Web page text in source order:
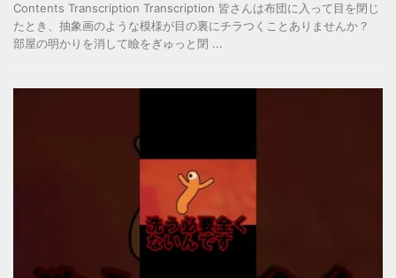
Contents Transcription Transcription 皆さんは布団に入って目を閉じ
たとき、抽象画のような模様が目の裏にチラつくことありませんか？
部屋の明かりを消して瞼をぎゅっと閉 ...